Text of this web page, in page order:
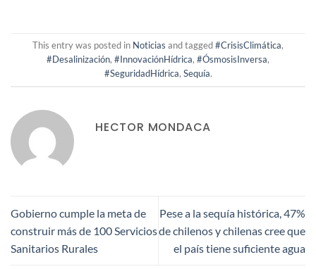
This entry was posted in Noticias and tagged#CrisisClimática,
#Desalinización, #InnovaciónHídrica, #ÓsmosisInversa,
#SeguridadHídrica, Sequía.
HECTOR MONDACA
Gobierno cumple la meta de
construir más de 100 Servicios
Sanitarios Rurales
Pese a la sequía histórica, 47%
de chilenos y chilenas cree que
el país tiene suficiente agua